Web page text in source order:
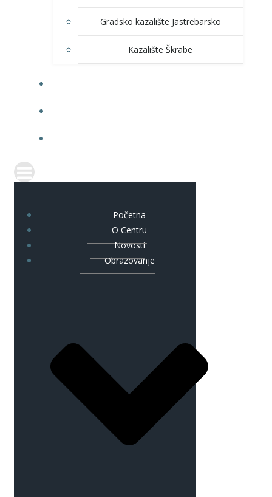
Gradsko kazalište Jastrebarsko
Kazalište Škrabe
Početna
O Centru
Novosti
Obrazovanje